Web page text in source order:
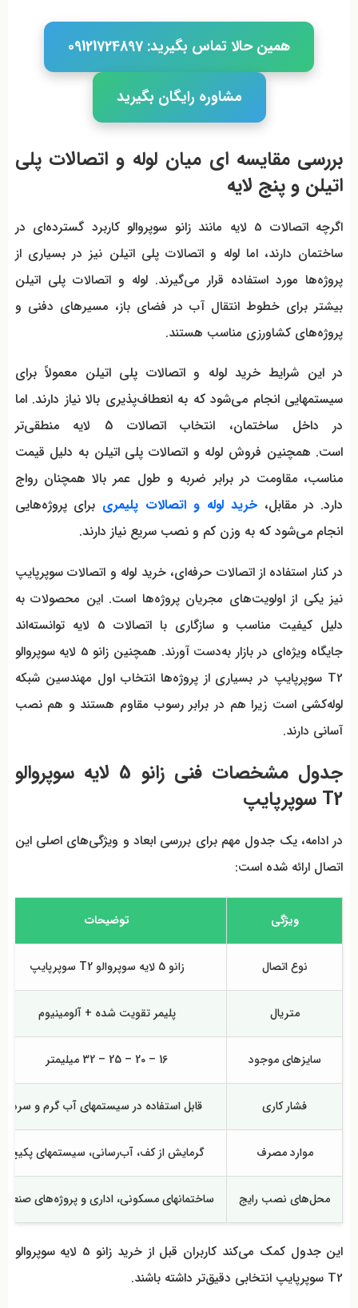
همین حالا تماس بگیرید: 09121724897
مشاوره رایگان بگیرید
بررسی مقایسه ای میان لوله و اتصالات پلی
اتیلن و پنج لایه
اگرچه اتصالات 5 لایه مانند زانو سوپروالو کاربرد گسترده‌ای در
ساختمان دارند، اما لوله و اتصالات پلی اتیلن نیز در بسیاری از
پروژه‌ها مورد استفاده قرار می‌گیرند. لوله و اتصالات پلی اتیلن
بیشتر برای خطوط انتقال آب در فضای باز، مسیرهای دفنی و
پروژه‌های کشاورزی مناسب هستند.
در این شرایط خرید لوله و اتصالات پلی اتیلن معمولاً برای
سیستمهایی انجام می‌شود که به انعطاف‌پذیری بالا نیاز دارند. اما
در داخل ساختمان، انتخاب اتصالات 5 لایه منطقی‌تر
است. همچنین فروش لوله و اتصالات پلی اتیلن به دلیل قیمت
مناسب، مقاومت در برابر ضربه و طول عمر بالا همچنان رواج
دارد. در مقابل، خرید لوله و اتصالات پلیمری برای پروژه‌هایی
انجام می‌شود که به وزن کم و نصب سریع نیاز دارند.
در کنار استفاده از اتصالات حرفه‌ای، خرید لوله و اتصالات سوپرپایپ
نیز یکی از اولویت‌های مجریان پروژه‌ها است. این محصولات به
دلیل کیفیت مناسب و سازگاری با اتصالات 5 لایه توانسته‌اند
جایگاه ویژه‌ای در بازار به‌دست آورند. همچنین
زانو 5 لایه سوپروالو
T2 سوپرپایپ
در بسیاری از پروژه‌ها انتخاب اول مهندسین شبکه
لوله‌کشی است زیرا هم در برابر رسوب مقاوم هستند و هم نصب
آسانی دارند.
جدول مشخصات فنی زانو 5 لایه سوپروالو
T2 سوپرپایپ
در ادامه، یک جدول مهم برای بررسی ابعاد و ویژگی‌های اصلی این
اتصال ارائه شده است:
ویژگی توضیحات
نوع اتصال زانو 5 لایه سوپروالو T2 سوپرپایپ
متریال پلیمر تقویت شده + آلومینیوم
سایزهای موجود 16 – 20 – 25 – 32 میلیمتر
فشار کاری قابل استفاده در سیستمهای آب گرم و سرد
موارد مصرف گرمایش از کف، آب‌رسانی، سیستمهای پکیج
محل‌های نصب رایج ساختمانهای مسکونی، اداری و پروژه‌های صنعتی
این جدول کمک می‌کند کاربران قبل از خرید زانو 5 لایه سوپروالو
T2 سوپرپایپ انتخابی دقیق‌تر داشته باشند.